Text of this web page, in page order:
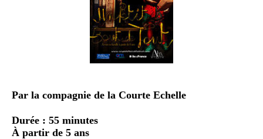
Par la compagnie de la Courte Echelle
Durée : 55 minutes
À partir de 5 ans